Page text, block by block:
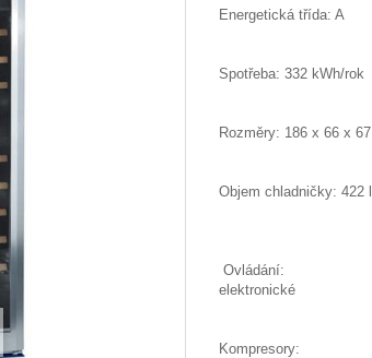
Energetická třída: A
Spotřeba: 332 kWh/rok
Rozměry: 186 x 66 x
Objem chladničky: 422 l
Ovládání:
elektronické
Kompresory: